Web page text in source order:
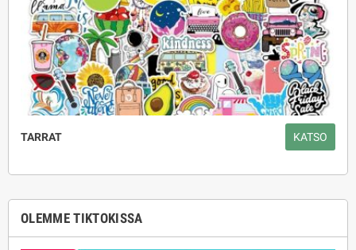
TARRAT KATSO
OLEMME TIKTOKISSA